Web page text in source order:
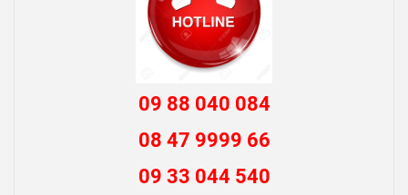
09 88 040 084
08 47 9999 66
09 33 044 540